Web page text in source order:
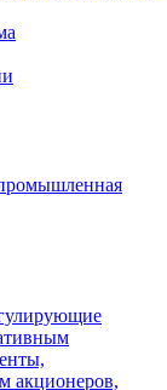
акционеров,